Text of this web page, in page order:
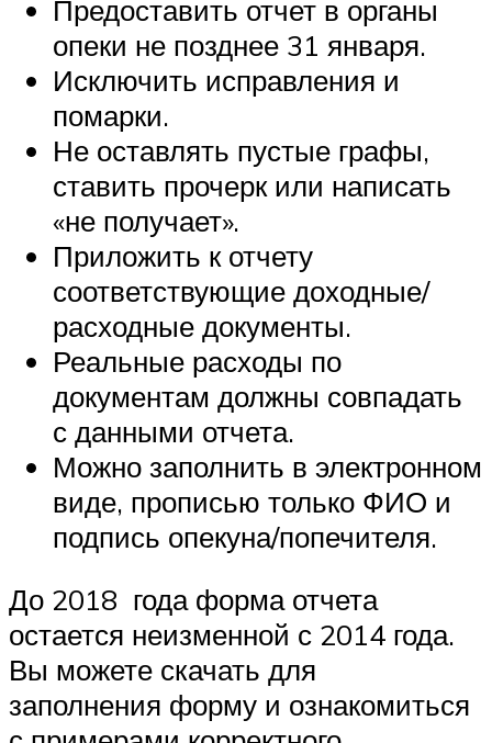
Предоставить отчет в органы
опеки не позднее 31 января.
Исключить исправления и
помарки.
Не оставлять пустые графы,
ставить прочерк или написать
«не получает».
Приложить к отчету
соответствующие доходные/
расходные документы.
Реальные расходы по
документам должны совпадать
с данными отчета.
Можно заполнить в электронном
виде, прописью только ФИО и
подпись опекуна/попечителя.
До 2018 года форма отчета
остается неизменной с 2014 года.
Вы можете скачать для
заполнения форму и ознакомиться